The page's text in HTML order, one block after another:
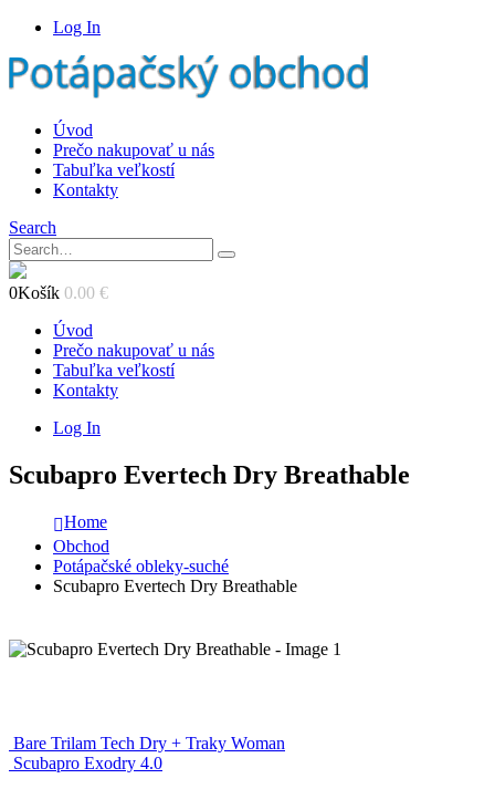
Log In
Úvod
Prečo nakupovať u nás
Tabuľka veľkostí
Kontakty
Search
0Košík 0.00 €
Úvod
Prečo nakupovať u nás
Tabuľka veľkostí
Kontakty
Log In
Scubapro Evertech Dry Breathable
Home
Obchod
Potápačské obleky-suché
Scubapro Evertech Dry Breathable
Bare Trilam Tech Dry + Traky Woman
Scubapro Exodry 4.0